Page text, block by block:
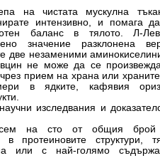
на чистата мускулна
интензивно, и помага
баланс в тялото. Л-
значение разклонена
две незаменими
не може да се
прием на храна или
в ядките, кафявия
изследвания и
на сто от общия
в протеиновите структури,
или с най-голямо